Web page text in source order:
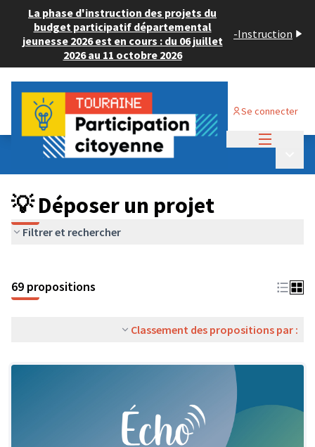
La phase d'instruction des projets du
budget participatif départemental
jeunesse 2026 est en cours : du 06 juillet
2026 au 11 octobre 2026
-Instruction
Se connecter
Budget Participatif ADULTE 2024
💡 Déposer un projet
💡 Déposer un projet
Filtrer et rechercher
69 propositions
Classement des propositions par :